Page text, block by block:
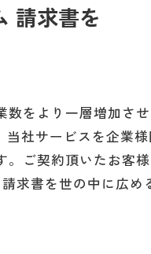
請求書を
数をより一層増加さ
社サービスを企業
ご契約頂いたお客
求書を世の中に広め